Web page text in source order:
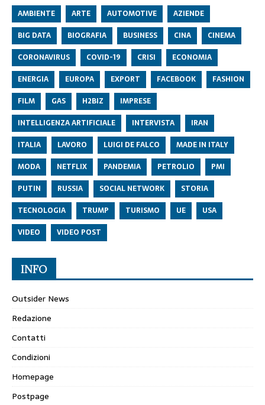
AMBIENTE ARTE AUTOMOTIVE
AZIENDE
BIG DATA
BIOGRAFIA BUSINESS CINA
CINEMA
CORONAVIRUS
COVID-19 CRISI
ECONOMIA
ENERGIA
EUROPA EXPORT FACEBOOK
FASHION
FILM
GAS H2BIZ
IMPRESE
INTELLIGENZA ARTIFICIALE
INTERVISTA
IRAN
ITALIA
LAVORO LUIGI DE FALCO
MADE IN ITALY
MODA
NETFLIX PANDEMIA PETROLIO
PMI
PUTIN
RUSSIA SOCIAL NETWORK
STORIA
TECNOLOGIA
TRUMP TURISMO UE
USA
VIDEO
VIDEO POST
INFO
Outsider News
Redazione
Contatti
Condizioni
Homepage
Postpage